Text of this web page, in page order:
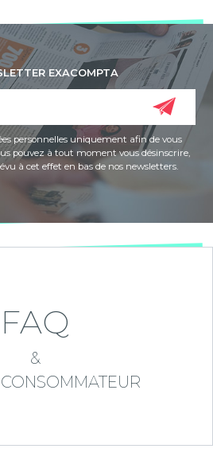
EXACOMPTA
personnelles uniquement afin de vous
pouvez à tout moment vous désinscrire,
à cet effet en bas de nos newsletters.
FAQ
&